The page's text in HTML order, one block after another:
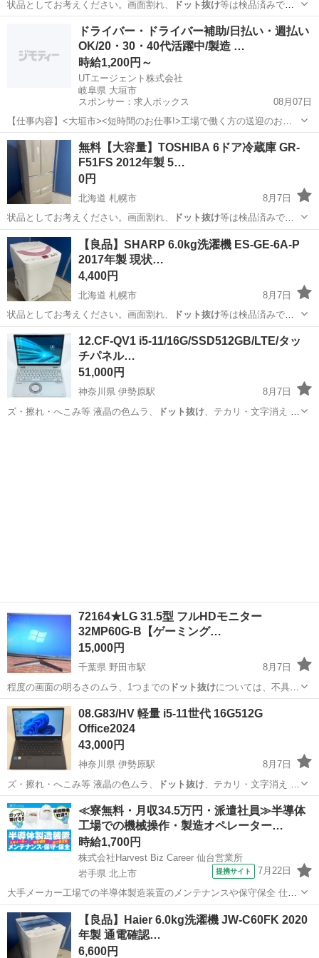
状品としてお考えください。画面割れ、 ドット抜け等は検品済みで
す。 ※ストーブ・ガ…キッチン家電 格安
ドライバー・ドライバー補助/日払い・週払い
OK/20・30・40代活躍中/製造 …
時給1,200円～
UTエージェント株式会社
岐阜県 大垣市
スポンサー：求人ボックス
08月07日
【仕事内容】<大垣市><短時間のお仕事!>工場で働く方の送迎のお仕
事 第一種普通自動車免許があればOK!残業ほぼなし <履歴書不要 オン
ライン面接OK><入社キャンペーン実施中!> <業種> 機械・精密機器・
金属 <仕事内容> 電...
アルバイト・パート
無料【大容量】TOSHIBA 6ドア冷蔵庫 GR-
F51FS 2012年製 5…
0円
北海道 札幌市
8月7日
状品としてお考えください。画面割れ、
ドット抜け等は検品済みで
す。 ※ストーブ・ガ…
北海道 札幌市 キッチン家電
【良品】SHARP 6.0kg洗濯機 ES-GE-6A-P
2017年製 現状…
4,400円
北海道 札幌市
8月7日
状品としてお考えください。画面割れ、
ドット抜け等は検品済みで
す。 ※ストーブ・ガ…
北海道 札幌市 生活家電 現状
12.CF-QV1 i5-11/16G/SSD512GB/LTE/タッ
チパネル…
51,000円
神奈川県 伊勢原駅
8月7日
ズ・擦れ・へこみ等 液晶の色ムラ、
ドット抜け、テカリ・文字消え 落
72164★LG 31.5型 フルHDモニター
32MP60G-B【ゲーミング…
15,000円
千葉県 野田市駅
8月7日
程度の画面の明るさのムラ、1つまでのドット抜けについては、不具合
として見なさいもの…
千葉 野田市 周辺機器 IPSパネル
08.G83/HV 軽量 i5-11世代 16G512G
Office2024
43,000円
神奈川県 伊勢原駅
8月7日
ズ・擦れ・へこみ等 液晶の色ムラ、
ドット抜け、テカリ・文字消え 落
下などの物理…
神奈川 伊勢原市 伊勢原駅 ノートパソコン Office
≪寮無料・月収34.5万円・派遣社員≫半導体
工場での機械操作・製造オペレーター…
時給1,700円
株式会社Harvest Biz Career 仙台営業所
岩手県 北上市
提携サイト 7月22日
大手メーカー工場での半導体製造装置のメンテナンスや保守保全 仕事
内容 ＼フラッシュメモリの製造を行う工場で半導体製造装置の保守・
点検のお仕事／ 新工場新設に伴い、請負現場の立ち上げを行います！
※立ち上げ時期目安：2...
岩手 北上市 その他
【良品】Haier 6.0kg洗濯機 JW-C60FK 2020
年製 通電確認…
6,600円